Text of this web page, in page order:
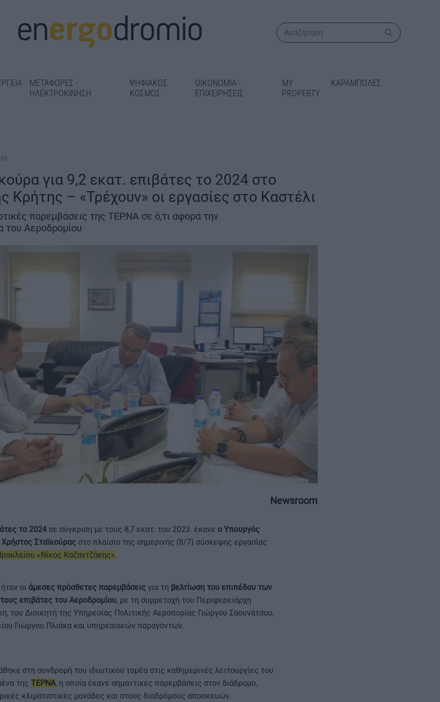
ΜΕΤΑΦΟΡΕΣ -
ΗΛΕΚΤΡΟΚΙΝΗΣΗ
ΨΗΦΙΑΚΟΣ
ΚΟΣΜΟΣ
ΟΙΚΟΝΟΜΙΑ -
ΕΠΙΧΕΙΡΗΣΕΙΣ
MY
PROPERTY
ΚΑΡΑΜΠΟΛΕΣ
Φράγμα
ο
εκατ.
Νέα άσφαλτος σε δρόμους
του Πειραιά – Πού «τρέχουν»
οι παρεμβάσεις των 2 εκατ.
ευρώ
Ολοκληρώνεται η
περιβαλλοντική αδειοδότηση
για την Πανεπιστημιούπολη
στο ακίνητο της
για 9,2 εκατ. επιβάτες το 2024 στο
Κρήτης – «Τρέχουν» οι εργασίες στο Καστέλι
παρεμβάσεις της ΤΕΡΝΑ σε ό,τι αφορά την
του Αεροδρομίου
Newsroom
το 2024σε σύγκριση με τους 8,7 εκατ. του 2023 έκανε ο Υπουργός
Σταϊκούραςστο πλαίσιο της σημερινής (8/7) σύσκεψης εργασίας
«Νίκος Καζαντζάκης».
οι άμεσες πρόσθετες παρεμβάσειςγια τη βελτίωση του επιπέδου των
επιβάτες του Αεροδρομίου, με τη συμμετοχή του Περιφερειάρχη
του Διοικητή της Υπηρεσίας Πολιτικής Αεροπορίας Γιώργου Σαουνάτσου,
Γιώργου Πλιάκα και υπηρεσιακών παραγόντων.
στη συνδρομή του ιδιωτικού τομέα στις καθημερινές λειτουργίες του
της ΤΕΡΝΑ, η οποία έκανε σημαντικές παρεμβάσεις στον διάδρομο,
κλιματιστικές μονάδες και στους διαδρόμους αποσκευών.